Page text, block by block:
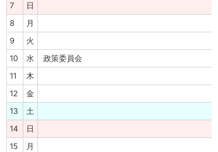
7
日
8
月
9
火
10
水
政策委員会
11
木
12
金
13
土
14
日
15
月